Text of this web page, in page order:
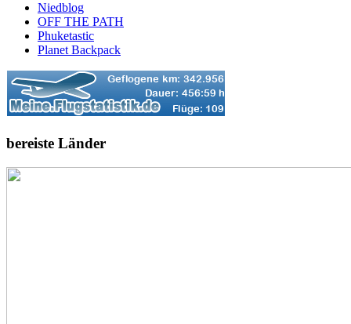
Niedblog
OFF THE PATH
Phuketastic
Planet Backpack
bereiste Länder